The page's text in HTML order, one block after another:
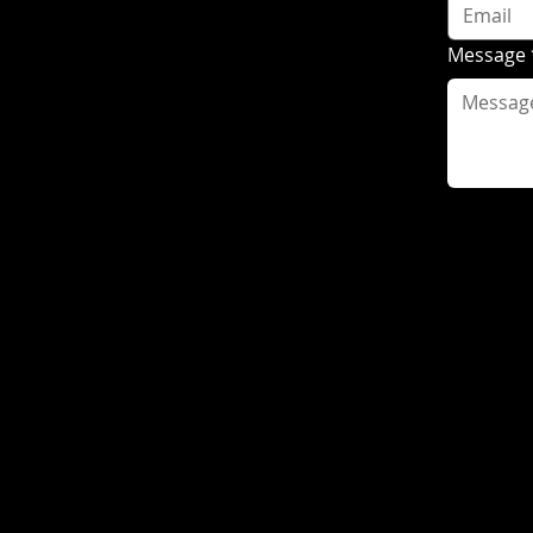
Message